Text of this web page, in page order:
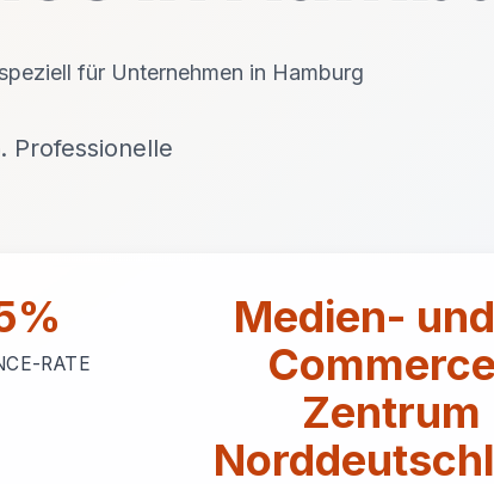
für Unternehmen in Hamburg
Professionelle
RATE
Medien-
Zentrum